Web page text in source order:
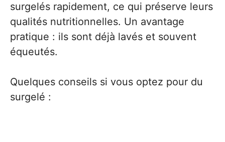
surgelés rapidement, ce qui préserve leurs
qualités nutritionnelles. Un avantage
pratique : ils sont déjà lavés et souvent
équeutés.
Quelques conseils si vous optez pour du
surgelé :